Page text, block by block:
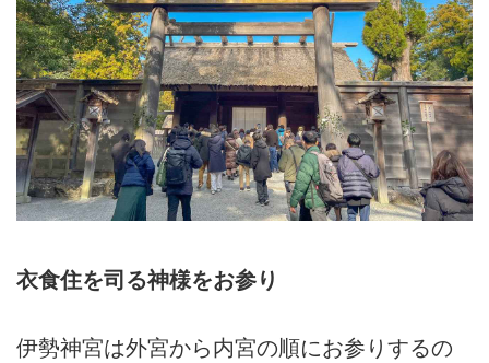
衣食住を司る神様をお参り
伊勢神宮は外宮から内宮の順にお参りするの